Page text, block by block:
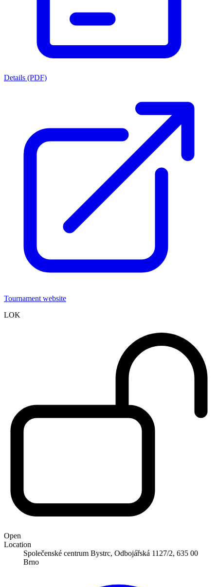
Details (PDF)
Tournament website
LOK
Open
Location
Společenské centrum Bystrc, Odbojářská 1127/2, 635 00
Brno